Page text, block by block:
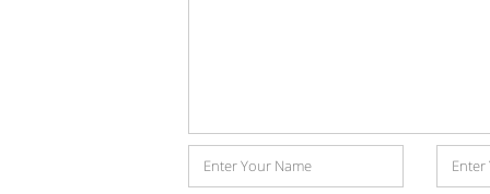
Name
Mail-